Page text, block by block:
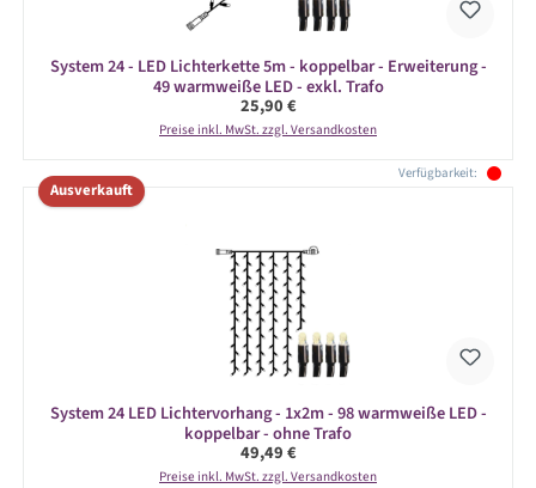
System 24 - LED Lichterkette 5m - koppelbar - Erweiterung -
49 warmweiße LED - exkl. Trafo
Regulärer Preis:
25,90 €
Preise inkl. MwSt. zzgl. Versandkosten
Verfügbarkeit:
Ausverkauft
System 24 LED Lichtervorhang - 1x2m - 98 warmweiße LED -
koppelbar - ohne Trafo
Regulärer Preis:
49,49 €
Preise inkl. MwSt. zzgl. Versandkosten